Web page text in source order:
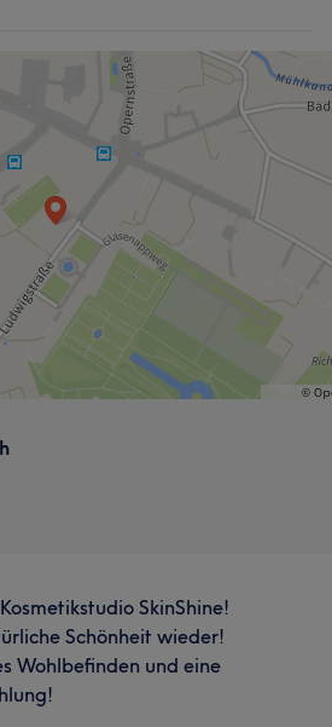
SkinShine!
Schönheit wieder!
Wohlbefinden und eine